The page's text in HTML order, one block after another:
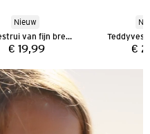
Nieuw
Damestrui van fijn breiwerk
Prijs:
€ 19,99
Teddyvest
€